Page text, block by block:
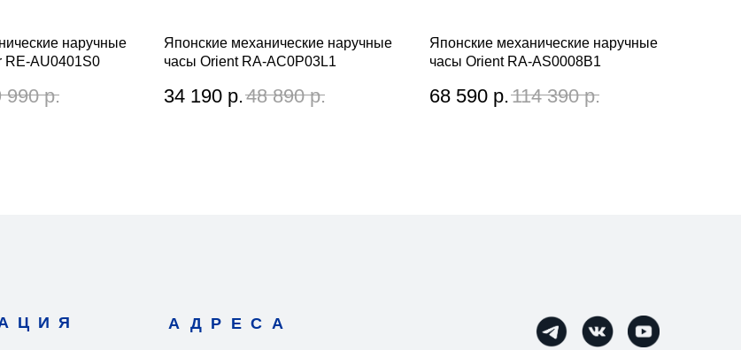
наручные
RE-AU0401S0
990 р.
Японские механические наручные
часы Orient RA-AC0P03L1
34 190 р.48 890 р.
Японские механические наручные
часы Orient RA-AS0008B1
68 590 р.114 390 р.
АДРЕСА